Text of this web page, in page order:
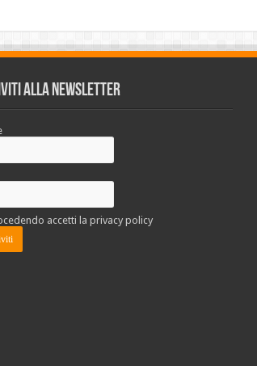
alla Newsletter
accetti la privacy policy